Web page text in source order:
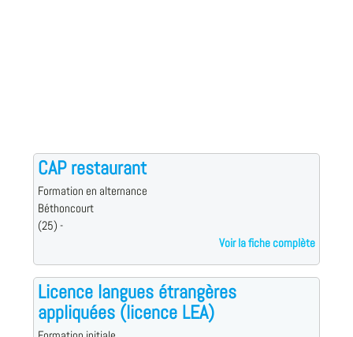
CAP restaurant
Formation en alternance
Béthoncourt
(25) -
Voir la fiche complète
Licence langues étrangères
appliquées (licence LEA)